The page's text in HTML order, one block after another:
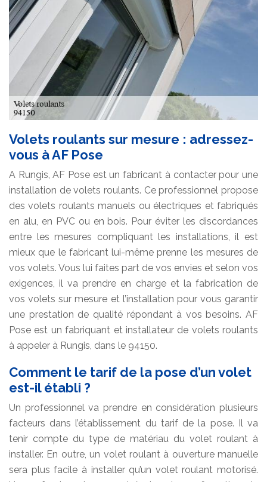
Volets roulants sur mesure : adressez-
vous à AF Pose
A Rungis, AF Pose est un fabricant à contacter pour une
installation de volets roulants. Ce professionnel propose
des volets roulants manuels ou électriques et fabriqués
en alu, en PVC ou en bois. Pour éviter les discordances
entre les mesures compliquant les installations, il est
mieux que le fabricant lui-même prenne les mesures de
vos volets. Vous lui faites part de vos envies et selon vos
exigences, il va prendre en charge et la fabrication de
vos volets sur mesure et l’installation pour vous garantir
une prestation de qualité répondant à vos besoins. AF
Pose est un fabriquant et installateur de volets roulants
à appeler à Rungis, dans le 94150.
Comment le tarif de la pose d’un volet
est-il établi ?
Un professionnel va prendre en considération plusieurs
facteurs dans l’établissement du tarif de la pose. Il va
tenir compte du type de matériau du volet roulant à
installer. En outre, un volet roulant à ouverture manuelle
sera plus facile à installer qu’un volet roulant motorisé.